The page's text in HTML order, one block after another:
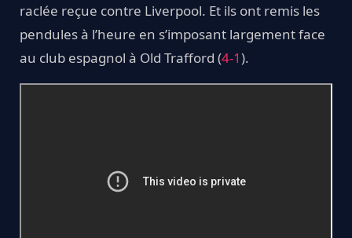
raclée reçue contre Liverpool. Et ils ont remis les
pendules à l’heure en s’imposant largement face
au club espagnol à Old Trafford (4-1).